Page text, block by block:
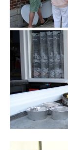
Branding